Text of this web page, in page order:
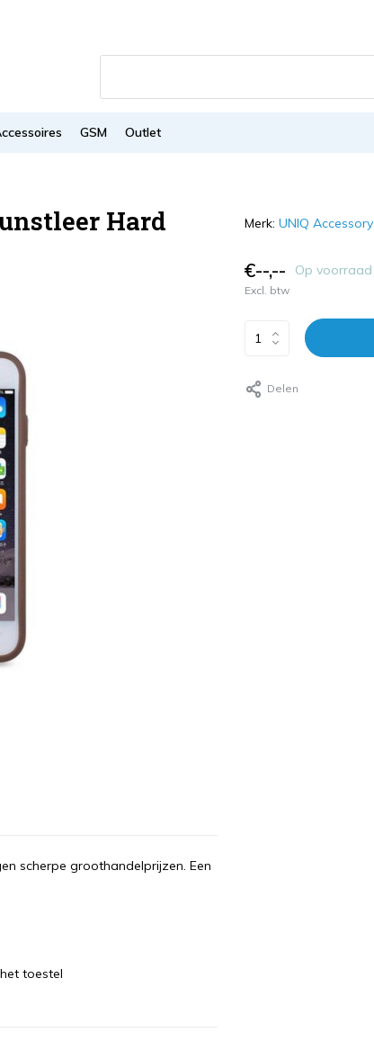
GSM Outlet
Hard
scherpe groothandelprijzen. Een
toestel
Merk: UNIQ Accessory
€--,-- Op voorraad
Excl. btw
Delen